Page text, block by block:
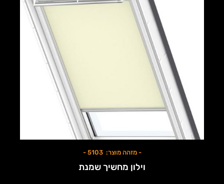
- מזהה מוצר: 5103 -
וילון מחשיך שמנת